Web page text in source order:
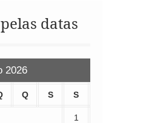
datas
2026
Q S S
1